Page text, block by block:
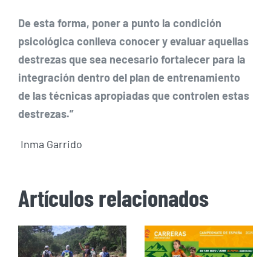
De esta forma, poner a punto la condición
psicológica conlleva conocer y evaluar aquellas
destrezas que sea necesario fortalecer para la
integración dentro del plan de entrenamiento
de las técnicas apropiadas que controlen estas
destrezas.”
Inma Garrido
Artículos relacionados